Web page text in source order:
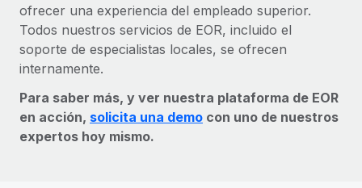
ofrecer una experiencia del empleado superior.
Todos nuestros servicios de EOR, incluido el
soporte de especialistas locales, se ofrecen
internamente.
Para saber más, y ver nuestra plataforma de EOR
en acción, solicita una demo con uno de nuestros
expertos hoy mismo.